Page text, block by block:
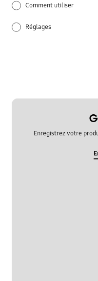
Comment utiliser
Réglages
Enregistrez votre